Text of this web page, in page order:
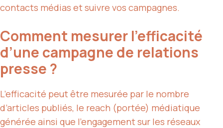
contacts médias et suivre vos campagnes.
Comment mesurer l’efficacité
d’une campagne de relations
presse ?
L’efficacité peut être mesurée par le nombre
d’articles publiés, le reach (portée) médiatique
générée ainsi que l’engagement sur les réseaux